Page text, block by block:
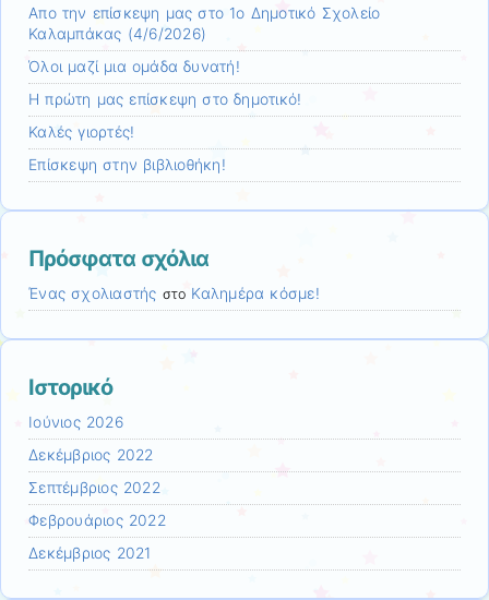
Απο την επίσκεψη μας στο 1ο Δημοτικό Σχολείο
Καλαμπάκας (4/6/2026)
Όλοι μαζί μια ομάδα δυνατή!
H πρώτη μας επίσκεψη στο δημοτικό!
Καλές γιορτές!
Επίσκεψη στην βιβλιοθήκη!
Πρόσφατα σχόλια
Ένας σχολιαστής στο Καλημέρα κόσμε!
Ιστορικό
Ιούνιος 2026
Δεκέμβριος 2022
Σεπτέμβριος 2022
Φεβρουάριος 2022
Δεκέμβριος 2021